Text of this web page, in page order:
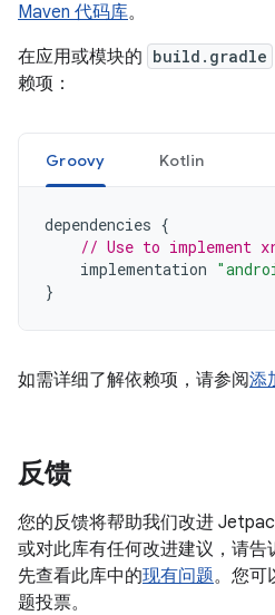
Maven 代码库。
在应用或模块的 build.gradle
赖项：
Groovy Kotlin
dependencies {
// Use to implement
implementation
}
如需详细了解依赖项，请参阅添
反馈
您的反馈将帮助我们改进
或对此库有任何改进建议，请
先查看此库中的现有问题。您可
题投票。